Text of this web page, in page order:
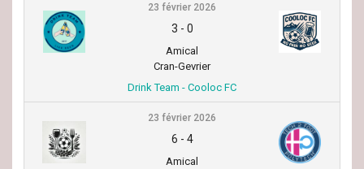
23 février 2026
3 - 0
Amical
Cran-Gevrier
Drink Team - Cooloc FC
23 février 2026
6 - 4
Amical